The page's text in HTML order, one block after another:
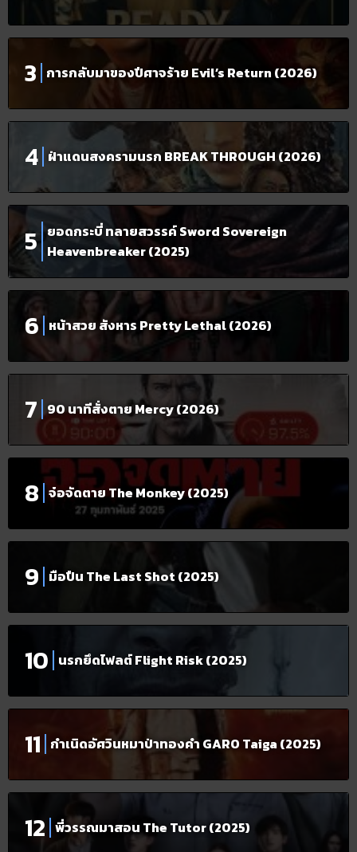
การกลับมาของปีศาจร้าย Evil’s Return (2026)
ฝ่าแดนสงครามนรก BREAK THROUGH (2026)
ยอดกระบี่ ทลายสวรรค์ Sword Sovereign
Heavenbreaker (2025)
หน้าสวย สังหาร Pretty Lethal (2026)
90 นาทีสั่งตาย Mercy (2026)
จ๋อจัดตาย The Monkey (2025)
มือปืน The Last Shot (2025)
นรกยึดไฟลต์ Flight Risk (2025)
กำเนิดอัศวินหมาป่าทองคำ GARO Taiga (2025)
พี่วรรณมาสอน The Tutor (2025)